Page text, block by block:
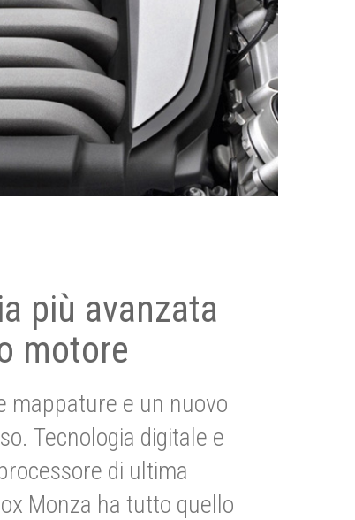
più avanzata
motore
mappature e un nuovo
Tecnologia digitale e
di ultima
Monza ha tutto quello